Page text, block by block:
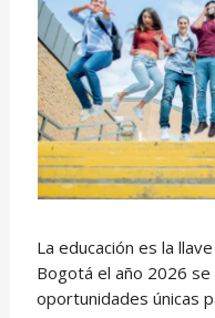
La educación es la
Bogotá el año 2026
oportunidades únicas